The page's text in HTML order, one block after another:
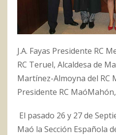
J.A. Fayas Presidente RC
RC Teruel, Alcaldesa de
Martínez-Almoyna del RC
Presidente RC
El pasado 26 y 27 de
Maó la Sección Española